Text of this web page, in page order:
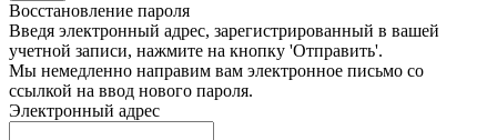
Восстановление пароля
Введя электронный адрес, зарегистрированный в вашей
учетной записи, нажмите на кнопку 'Отправить'.
Мы немедленно направим вам электронное письмо со
ссылкой на ввод нового пароля.
Электронный адрес